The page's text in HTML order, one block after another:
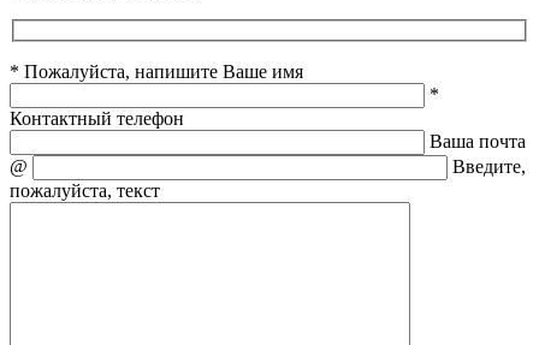
* Пожалуйста, напишите Ваше имя
*
Контактный телефон
Ваша почта
@
Введите,
пожалуйста, текст